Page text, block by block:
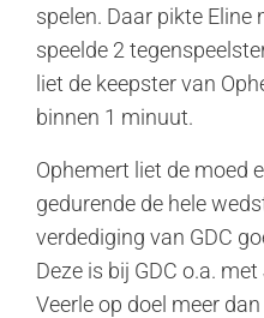
spelen. Daar pikte Eline
speelde 2
liet de keepster van
binnen 1 minuut.
Ophemert liet de moed
gedurende de hele
verdediging van GDC
Deze is bij GDC o.a.
Veerle op doel meer